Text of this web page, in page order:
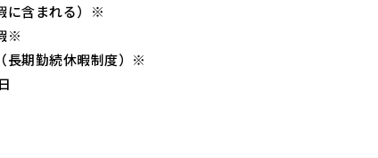
に含まれる）※
※
長期勤続休暇制度）※